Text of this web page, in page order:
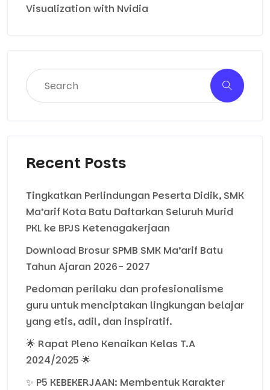
Visualization with Nvidia
Recent Posts
Tingkatkan Perlindungan Peserta Didik, SMK
Ma’arif Kota Batu Daftarkan Seluruh Murid
PKL ke BPJS Ketenagakerjaan
Download Brosur SPMB SMK Ma’arif Batu
Tahun Ajaran 2026- 2027
Pedoman perilaku dan profesionalisme
guru untuk menciptakan lingkungan belajar
yang etis, adil, dan inspiratif.
🌟 Rapat Pleno Kenaikan Kelas T.A
2024/2025 🌟
✨ P5 KEBEKERJAAN: Membentuk Karakter